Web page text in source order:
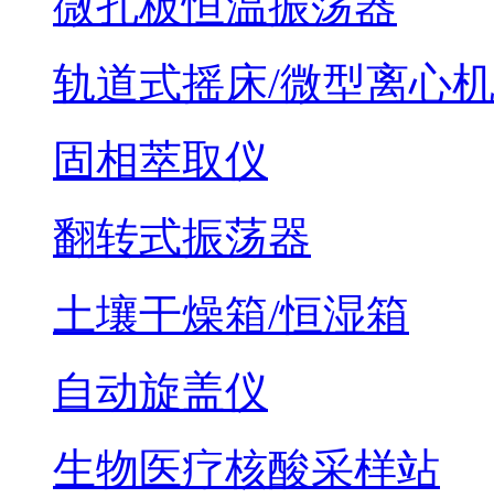
轨道式摇床/微型离心机
固相萃取仪
翻转式振荡器
土壤干燥箱/恒湿箱
自动旋盖仪
生物医疗核酸采样站